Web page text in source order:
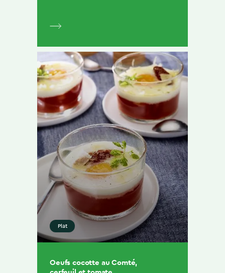
Plat
Oeufs cocotte au Comté,